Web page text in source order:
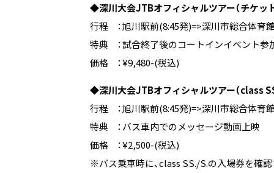
◆深川大会JTBオフィシャルツアー（チケッ
行程 ：旭川駅前(8:45発)=>深川市総合体育
特典 ：試合終了後のコートインイベント参
価格 ：¥9,480-(税込)
◆深川大会JTBオフィシャルツアー（class
行程 ：旭川駅前(8:45発)=>深川市総合体育
特典 ：バス車内でのメッセージ動画上映
価格 ：¥2,500-(税込)
※バス乗車時に、class SS./S.の入場券を確認